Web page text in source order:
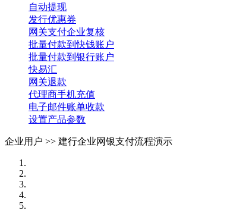
自动提现
发行优惠券
网关支付企业复核
批量付款到快钱账户
批量付款到银行账户
快易汇
网关退款
代理商手机充值
电子邮件账单收款
设置产品参数
企业用户 >> 建行企业网银支付流程演示